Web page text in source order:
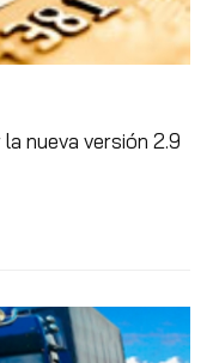
nueva versión 2.9